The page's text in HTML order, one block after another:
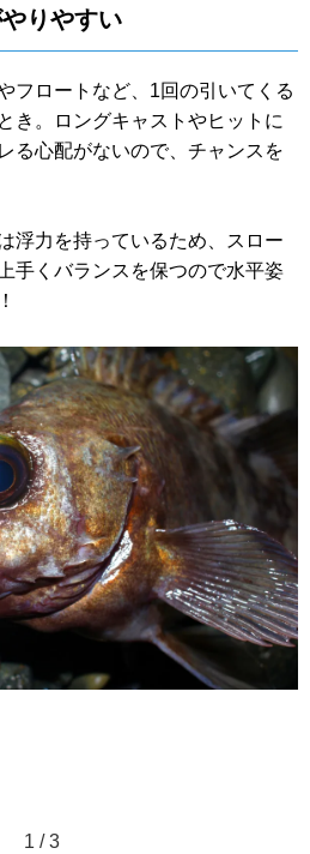
りやすい
フロートなど、1回の引いてくる
き。ロングキャストやヒットに
る心配がないので、チャンスを
浮力を持っているため、スロー
手くバランスを保つので水平姿
1 / 3